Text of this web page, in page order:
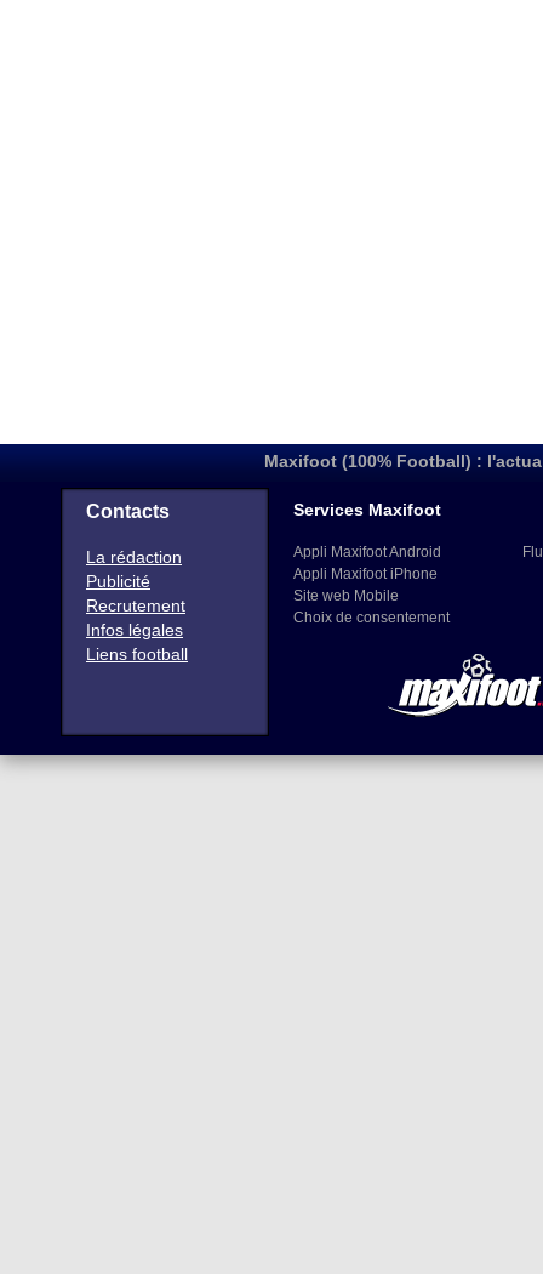
Maxifoot (100% Football) :
Contacts
La rédaction
Publicité
Recrutement
Infos légales
Liens football
Services Maxifoot
Appli Maxifoot Android
Appli Maxifoot iPhone
Site web Mobile
Choix de consentement